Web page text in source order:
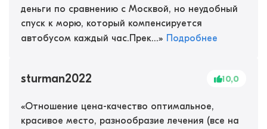
деньги по сравнению с Москвой, но неудобный
спуск к морю, который компенсируется
автобусом каждый час.Прек...» Подробнее
sturman2022 10,0
«Отношение цена-качество оптимальное,
красивое место, разнообразие лечения (все на